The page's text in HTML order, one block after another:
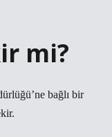
mi?
bağlı bir